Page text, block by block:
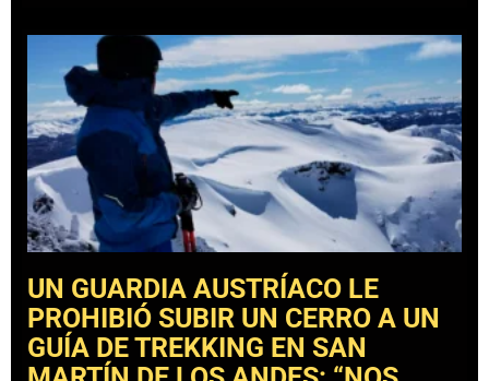
UN GUARDIA AUSTRÍACO LE
PROHIBIÓ SUBIR UN CERRO A UN
GUÍA DE TREKKING EN SAN